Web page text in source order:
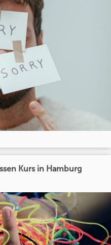
Kurs in Hamburg